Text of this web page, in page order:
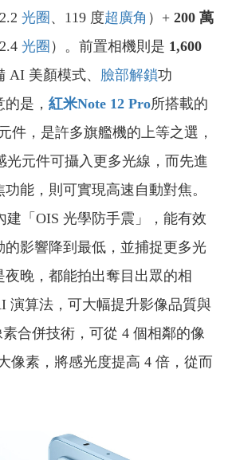
光圈 、119 度超廣角 ）+ 200 萬
光圈 ）。前置相機則是 1,600
AI 美顏模式、 臉部解鎖功
是， 紅米Note 12 Pro所搭載的
件，是許多旗艦機的上等之選，
光元件可攝入更多光線，而先進
能，則可實現高速自動對焦。
建「OIS 光學防手震」，能有效
的影響降到最低，並捕捉更多光
晚，都能拍出奪目出眾的相
演算法，可大幅提升影像品質與
合併技術，可從 4 個相鄰的像
像素，將感光度提高 4 倍，從而